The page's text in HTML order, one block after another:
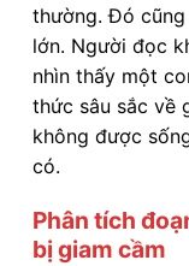
thường. Đó
lớn. Người đọc
nhìn thấy một
thức sâu sắc về
không được
có.
Phân tích
bị giam cầm